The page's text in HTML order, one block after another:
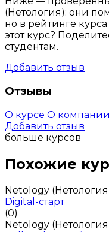
(Нетология): они
но в рейтинге
этот курс?
студентам.
Добавить отзыв
Отзывы
О курсе О компании
Добавить отзыв
больше курсов
Похожие
Netology
Digital-старт
(0)
Netology